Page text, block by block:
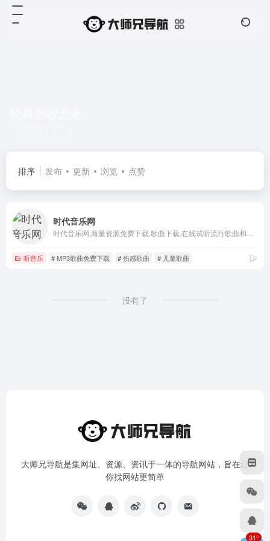
排序 发布 更新 浏览 点赞
时代音乐网
听音乐 # MP3歌曲免费下载 # 伤感歌曲 # 儿童歌曲
没有了
大师兄导航是集网址、资源、资讯于一体的导航网站，旨在让
你找网站更简单
31°